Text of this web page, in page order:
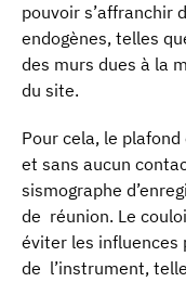
pouvoir s’affranchir
endogènes, telles
des murs dues à la
du site.
Pour cela, le
et sans aucun
sismographe
de réunion. Le
éviter les influences
de l’instrument,